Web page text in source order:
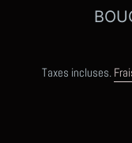
Taxes incluses.